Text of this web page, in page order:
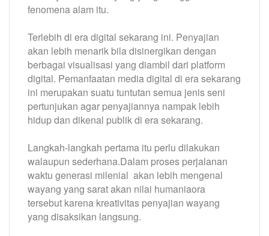
fenomena alam itu.
Terlebih di era digital sekarang ini. Penyajian
akan lebih menarik bila disinergikan dengan
berbagai visualisasi yang diambil dari platform
digital. Pemanfaatan media digital di era sekarang
ini merupakan suatu tuntutan semua jenis seni
pertunjukan agar penyajiannya nampak lebih
hidup dan dikenal publik di era sekarang.
Langkah-langkah pertama itu perlu dilakukan
walaupun sederhana.Dalam proses perjalanan
waktu generasi milenial akan lebih mengenal
wayang yang sarat akan nilai humaniaora
tersebut karena kreativitas penyajian wayang
yang disaksikan langsung.